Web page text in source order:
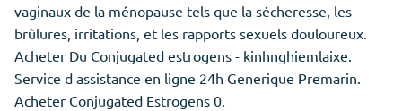
vaginaux de la ménopause tels que la sécheresse, les
brûlures, irritations, et les rapports sexuels douloureux.
Acheter Du Conjugated estrogens - kinhnghiemlaixe.
Service d assistance en ligne 24h Generique Premarin.
Acheter Conjugated Estrogens 0.